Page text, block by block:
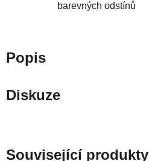
barevných odstínů
Popis
Diskuze
Související produkty